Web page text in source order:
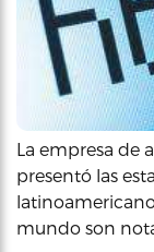
La empresa de
presentó las
mundo son